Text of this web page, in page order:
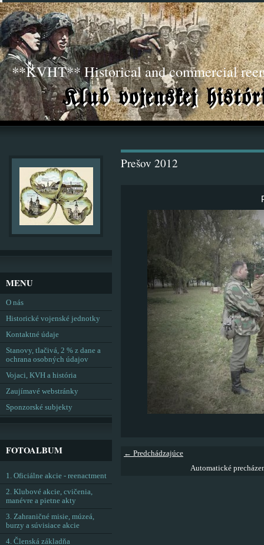
**KVHT** Historical and commercial
Prešov 2012
← Predchádzajúce
Automatické
MENU
O nás
Historické vojenské jednotky
Kontaktné údaje
Stanovy, tlačivá, 2 % z dane a
ochrana osobných údajov
Vojaci, KVH a história
Zaujímavé webstránky
Sponzorské subjekty
FOTOALBUM
1. Oficiálne akcie - reenactment
2. Klubové akcie, cvičenia,
manévre a pietne akty
3. Zahraničné misie, múzeá,
burzy a súvisiace akcie
4. Členská základňa